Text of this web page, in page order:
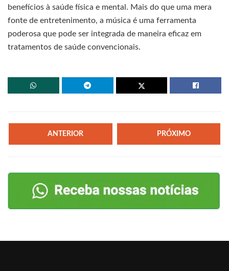
benefícios à saúde física e mental. Mais do que uma mera
fonte de entretenimento, a música é uma ferramenta
poderosa que pode ser integrada de maneira eficaz em
tratamentos de saúde convencionais.
ANTERIOR PRÓXIMO